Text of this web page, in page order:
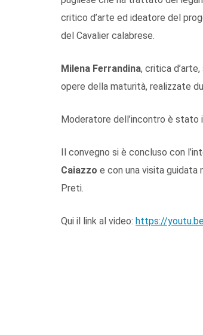
critico d’arte ed ideatore del
del Cavalier calabrese.
Milena Ferrandina, critica
opere della maturità, realizzate
Moderatore dell’incontro è stato
Il convegno si è concluso con
Caiazzo e con una visita
Preti.
Qui il link al video: https://